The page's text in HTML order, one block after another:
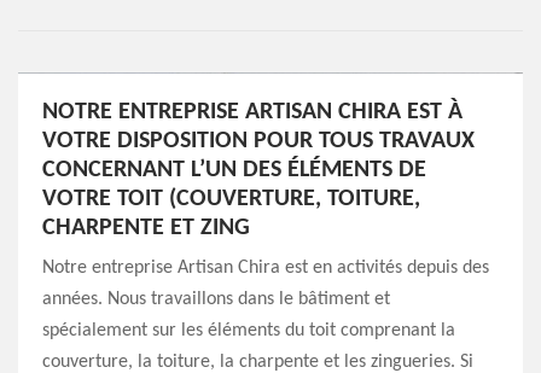
NOTRE ENTREPRISE ARTISAN CHIRA EST À
VOTRE DISPOSITION POUR TOUS TRAVAUX
CONCERNANT L’UN DES ÉLÉMENTS DE
VOTRE TOIT (COUVERTURE, TOITURE,
CHARPENTE ET ZING
Notre entreprise Artisan Chira est en activités depuis des
années. Nous travaillons dans le bâtiment et
spécialement sur les éléments du toit comprenant la
couverture, la toiture, la charpente et les zingueries. Si